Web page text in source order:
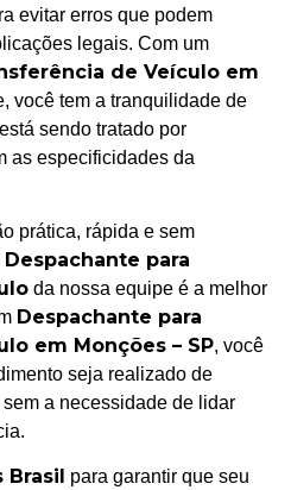
evitar erros que podem
legais. Com um
de Veículo em
você tem a tranquilidade de
sendo tratado por
as especificidades da
prática, rápida e sem
Despachante para
da nossa equipe é a melhor
Despachante para
em Monções – SP, você
seja realizado de
a necessidade de lidar
para garantir que seu